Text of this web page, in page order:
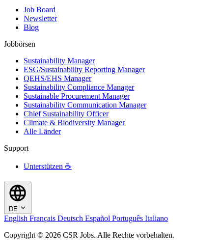
Job Board
Newsletter
Blog
Jobbörsen
Sustainability Manager
ESG/Sustainability Reporting Manager
QEHS/EHS Manager
Sustainability Compliance Manager
Sustainable Procurement Manager
Sustainability Communication Manager
Chief Sustainability Officer
Climate & Biodiversity Manager
Alle Länder
Support
Unterstützen ☕
DE
English Français Deutsch Español Português Italiano
Copyright © 2026 CSR Jobs. Alle Rechte vorbehalten.